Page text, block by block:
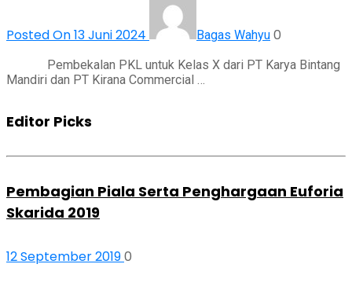
Posted On 13 Juni 2024 Bagas Wahyu 0
Pembekalan PKL untuk Kelas X dari PT Karya Bintang
Mandiri dan PT Kirana Commercial …
Editor Picks
Pembagian Piala Serta Penghargaan Euforia
Skarida 2019
12 September 20190